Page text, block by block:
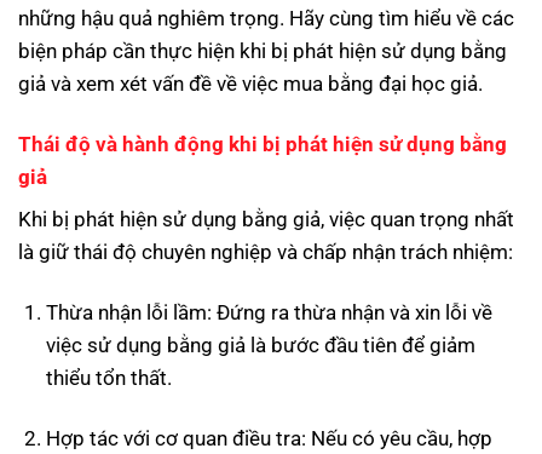
những hậu quả nghiêm trọng. Hãy cùng tìm hiểu về các
biện pháp cần thực hiện khi bị phát hiện sử dụng bằng
giả và xem xét vấn đề về việc mua bằng đại học giả.
Thái độ và hành động khi bị phát hiện sử dụng bằng
giả
Khi bị phát hiện sử dụng bằng giả, việc quan trọng nhất
là giữ thái độ chuyên nghiệp và chấp nhận trách nhiệm:
Thừa nhận lỗi lầm: Đứng ra thừa nhận và xin lỗi về
việc sử dụng bằng giả là bước đầu tiên để giảm
thiểu tổn thất.
Hợp tác với cơ quan điều tra: Nếu có yêu cầu, hợp